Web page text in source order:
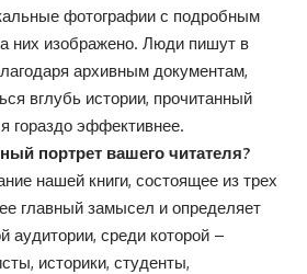
фотографии с подробным
них изображено. Люди пишут в
архивным документам,
вглубь истории, прочитанный
гораздо эффективнее.
портрет вашего читателя?
нашей книги, состоящее из трех
главный замысел и определяет
аудитории, среди которой –
историки, студенты,